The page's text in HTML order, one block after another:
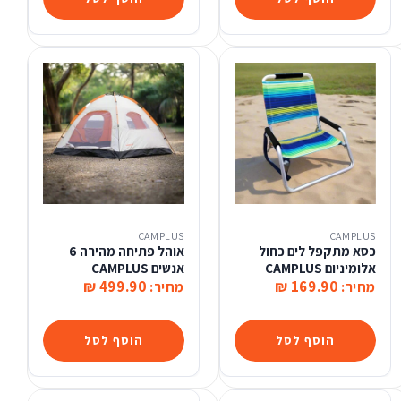
הוסף לסל
CAMPLUS
כסא מתקפל לים כחול
אלומיניום CAMPLUS
מחיר: 169.90 ₪
הוסף לסל
CAMPLUS
אוהל פתיחה מהירה 6
אנשים CAMPLUS
מחיר: 499.90 ₪